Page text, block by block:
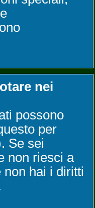
nei
possono
per
Se sei
non riesci a
hai i diritti